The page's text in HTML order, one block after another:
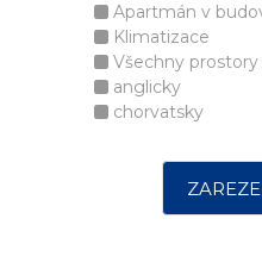
Apartmán v
Klimatizace
Všechny
anglicky
chorvatsky